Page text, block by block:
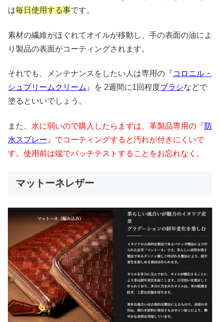
は毎日使用する事です。
素材の繊維がほぐれてオイルが移動し、手の表面の油によ
り製品の表面がコーティングされます。
それでも、メンテナンスをしたい人は専用の『コロニル・
シュプリームクリーム 』を 2週間に1回程度ブラシなどで
塗るといいでしょう。
また、 水に弱いので購入したらまずは、革製品専用の『防
水スプレー 』でコーティングすると汚れが付きにくいで
す。使用前は端でバッチテストすることをお忘れなく。
マットーネレザー